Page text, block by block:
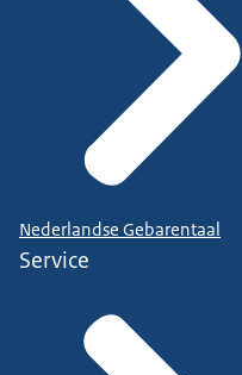
Nederlandse Gebarentaal
Service